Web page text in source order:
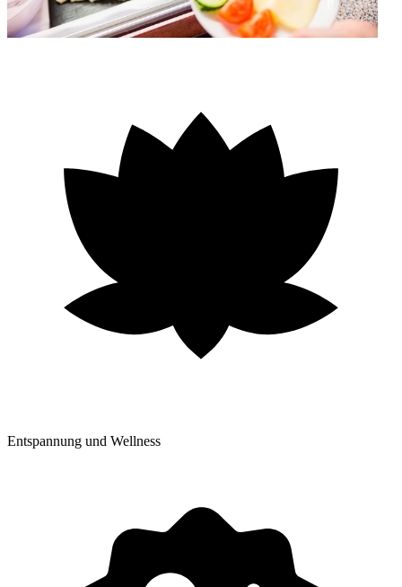
Entspannung und Wellness